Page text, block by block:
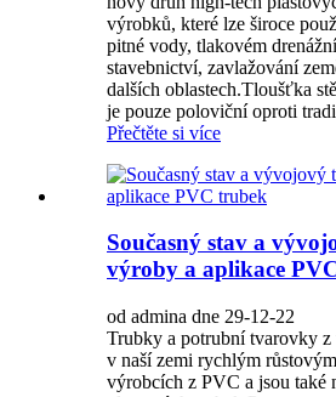
výrobků, které lze široce
pitné vody, tlakovém
stavebnictví, zavlažování
dalších oblastech.Tloušťka
je pouze poloviční oproti
Přečtěte si více
Současný stav a
výroby a aplikace
od admina dne 29-12-22
Trubky a potrubní tvarovky
v naší zemi rychlým
výrobcích z PVC a jsou také